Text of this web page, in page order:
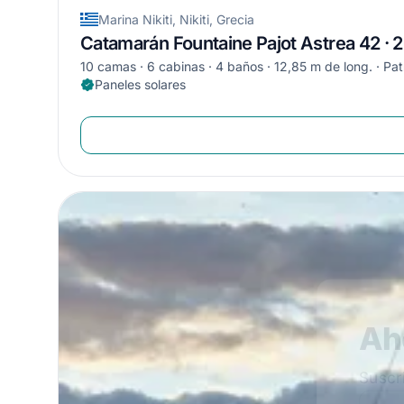
Marina Nikiti, Nikiti, Grecia
Catamarán Fountaine Pajot Astrea 42 ·
10 camas 6 cabinas 4 baños 12,85 m de long.
Paneles solares
Suscribe a